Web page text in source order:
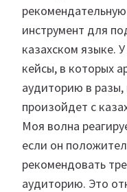
инструмент для
казахском языке.
кейсы, в которых
аудиторию в
произойдет с
Моя волна
если он
рекомендовать
аудиторию. Это